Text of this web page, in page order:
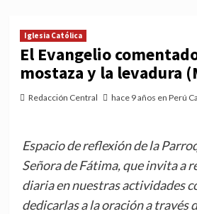
Iglesia Católica
El Evangelio
mostaza y la levadura
Redacción Central hace 9 años en Perú
Espacio de reflexión de la
Señora de Fátima, que invita a
diaria en nuestras actividades
dedicarlas a la oración a través